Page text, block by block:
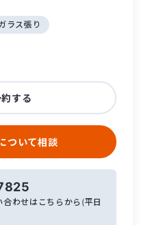
ラス張り
する
ついて相談
合わせはこちらから(平日